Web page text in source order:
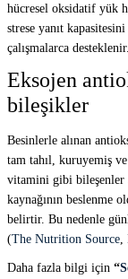
hücresel oksidatif yük
strese yanıt
çalışmalarca
Eksojen
bileşikler
Besinlerle alınan
tam tahıl, kuruyemiş
vitamini gibi bileşenler
kaynağının beslenme
belirtir. Bu nedenle
(The Nutrition Source
Daha fazla bilgi için “